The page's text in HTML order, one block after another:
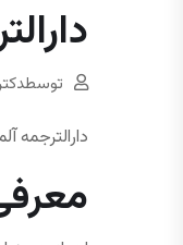
توسط
دارالترجمه